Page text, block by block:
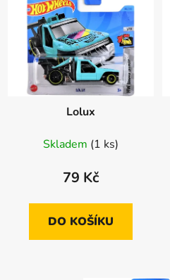
Lolux
Skladem (1 ks)
79 Kč
DO KOŠÍKU